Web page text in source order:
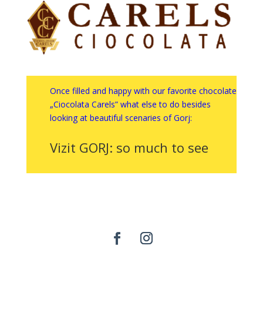
Once filled and happy with our favorite chocolate
„Ciocolata Carels” what else to do besides
looking at beautiful scenaries of Gorj:
Vizit GORJ: so much to see